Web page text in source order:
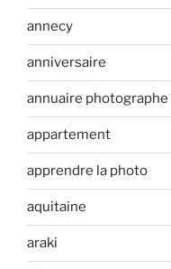
annecy
anniversaire
annuaire photographe
appartement
apprendre la photo
aquitaine
araki